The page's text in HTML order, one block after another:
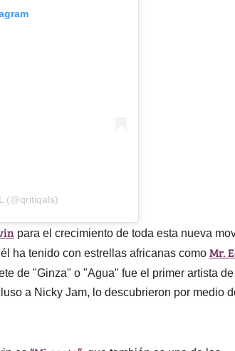
(@qritiqals)
para el crecimiento de toda esta nueva
ha tenido con estrellas africanas como Mr.
de "Ginza" o "Agua" fue el primer artista de
a Nicky Jam, lo descubrieron por medio